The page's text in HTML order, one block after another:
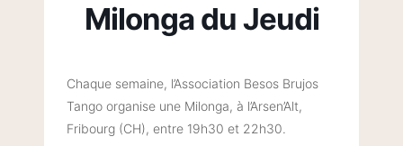
Milonga du Jeudi
Chaque semaine, l’Association Besos Brujos
Tango organise une Milonga, à l’Arsen’Alt,
Fribourg (CH), entre 19h30 et 22h30.